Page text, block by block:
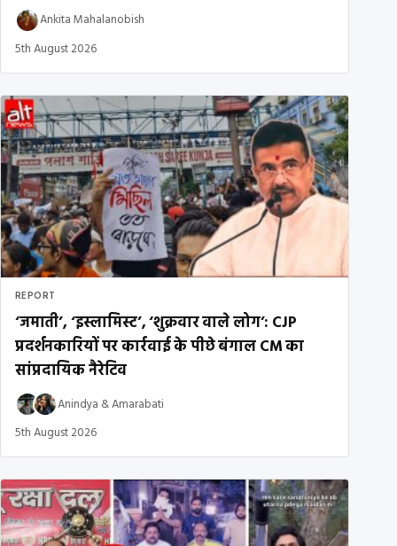
Ankita Mahalanobish
5th August 2026
REPORT
‘जमाती’, ‘इस्लामिस्ट’, ‘शुक्रवार वाले लोग’: CJP
प्रदर्शनकारियों पर कार्रवाई के पीछे बंगाल CM का
सांप्रदायिक नैरेटिव
Anindya &Amarabati
5th August 2026